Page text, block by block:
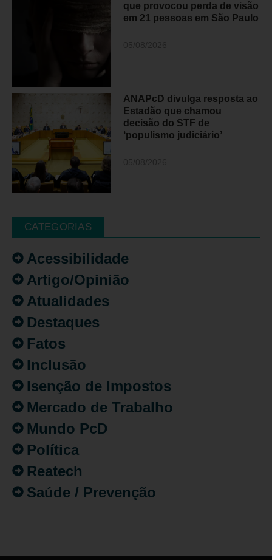
que provocou perda de visão
em 21 pessoas em São Paulo
ANAPcD divulga resposta ao
Estadão que chamou
decisão do STF de
‘populismo judiciário’
CATEGORIAS
Acessibilidade
Artigo/Opinião
Atualidades
Destaques
Fatos
Inclusão
Isenção de Impostos
Mercado de Trabalho
Mundo PcD
Política
Reatech
Saúde / Prevenção